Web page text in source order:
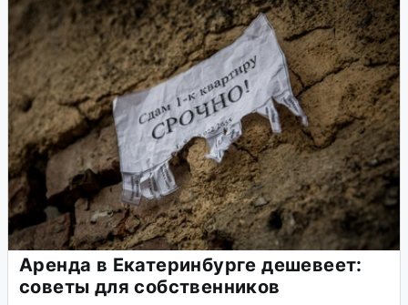
Аренда в Екатеринбурге дешевеет:
советы для собственников